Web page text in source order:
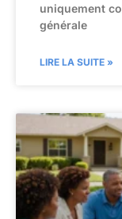
uniquement
générale
LIRE LA SUITE »